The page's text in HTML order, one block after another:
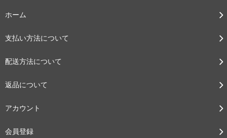
ホーム
支払い方法について
配送方法について
返品について
アカウント
会員登録